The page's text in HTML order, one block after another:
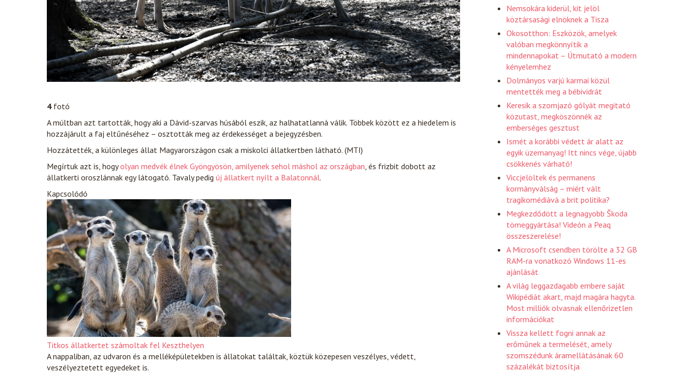
4fotó
A múltban azt tartották, hogy aki a Dávid-szarvas húsából eszik, az halhatatlanná válik. Többek között ez a hiedelem is
hozzájárult a faj eltűnéséhez – osztották meg az érdekességet a bejegyzésben.
Hozzátették, a különleges állat Magyarországon csak a miskolci állatkertben látható. (MTI)
Megírtuk azt is, hogyolyan medvék élnek Gyöngyösön, amilyenek sehol máshol az országban , és frizbit dobott az
állatkerti oroszlánnak egy látogató. Tavaly pedig új állatkert nyílt a Balatonnál.
Kapcsolódó
Titkos állatkertet számoltak fel Keszthelyen
A nappaliban, az udvaron és a melléképületekben is állatokat találtak, köztük közepesen veszélyes, védett,
veszélyeztetett egyedeket is.
Nemsokára kiderül, kit jelöl
köztársasági elnöknek a Tisza
Okosotthon: Eszközök, amelyek
valóban megkönnyítik a
mindennapokat – Útmutató a modern
kényelemhez
Dolmányos varjú karmai közül
mentették meg a bébividrát
Keresik a szomjazó gólyát megitató
közutast, megköszönnék az
emberséges gesztust
Ismét a korábbi védett ár alatt az
egyik üzemanyag! Itt nincs vége, újabb
csökkenés várható!
Viccjelöltek és permanens
kormányválság – miért vált
tragikomédiává a brit politika?
Megkezdődött a legnagyobb Škoda
tömeggyártása! Videón a Peaq
összeszerelése!
A Microsoft csendben törölte a 32 GB
RAM-ra vonatkozó Windows 11-es
ajánlását
A világ leggazdagabb embere saját
Wikipédiát akart, majd magára hagyta.
Most milliók olvasnak ellenőrizetlen
információkat
Vissza kellett fogni annak az
erőműnek a termelését, amely
szomszédunk áramellátásának 60
százalékát biztosítja